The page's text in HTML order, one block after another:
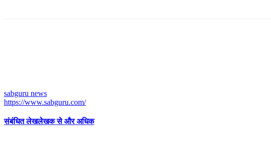
sabguru news
https://www.sabguru.com/
संबंधित लेखलेखक से और अधिक